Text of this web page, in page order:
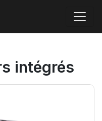
intégrés